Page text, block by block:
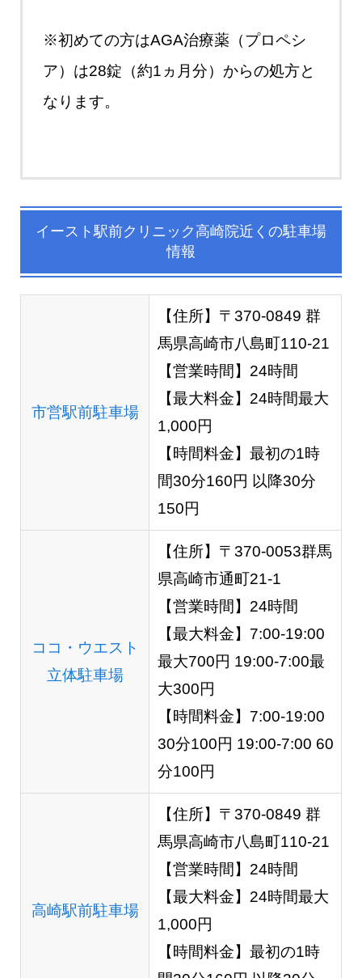
※初めての方はAGA治療薬（プロペシ
ア）は28錠（約1ヵ月分）からの処方と
なります。
イースト駅前クリニック高崎院近くの駐車場
情報
市営駅前駐車場
【住所】〒370-0849 群
馬県高崎市八島町110-21
【営業時間】24時間
【最大料金】24時間最大
1,000円
【時間料金】最初の1時
間30分160円 以降30分
150円
ココ・ウエスト
立体駐車場
【住所】〒370-0053群馬
県高崎市通町21-1
【営業時間】24時間
【最大料金】7:00-19:00
最大700円 19:00-7:00最
大300円
【時間料金】7:00-19:00
30分100円 19:00-7:00 60
分100円
高崎駅前駐車場
【住所】〒370-0849 群
馬県高崎市八島町110-21
【営業時間】24時間
【最大料金】24時間最大
1,000円
【時間料金】最初の1時